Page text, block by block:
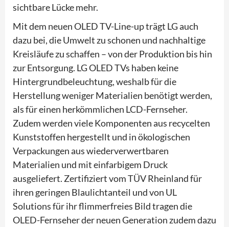
sichtbare Lücke mehr.
Mit dem neuen OLED TV-Line-up trägt LG auch
dazu bei, die Umwelt zu schonen und nachhaltige
Kreisläufe zu schaffen – von der Produktion bis hin
zur Entsorgung. LG OLED TVs haben keine
Hintergrundbeleuchtung, weshalb für die
Herstellung weniger Materialien benötigt werden,
als für einen herkömmlichen LCD-Fernseher.
Zudem werden viele Komponenten aus recycelten
Kunststoffen hergestellt und in ökologischen
Verpackungen aus wiederverwertbaren
Materialien und mit einfarbigem Druck
ausgeliefert. Zertifiziert vom TÜV Rheinland für
ihren geringen Blaulichtanteil und von UL
Solutions für ihr flimmerfreies Bild tragen die
OLED-Fernseher der neuen Generation zudem dazu